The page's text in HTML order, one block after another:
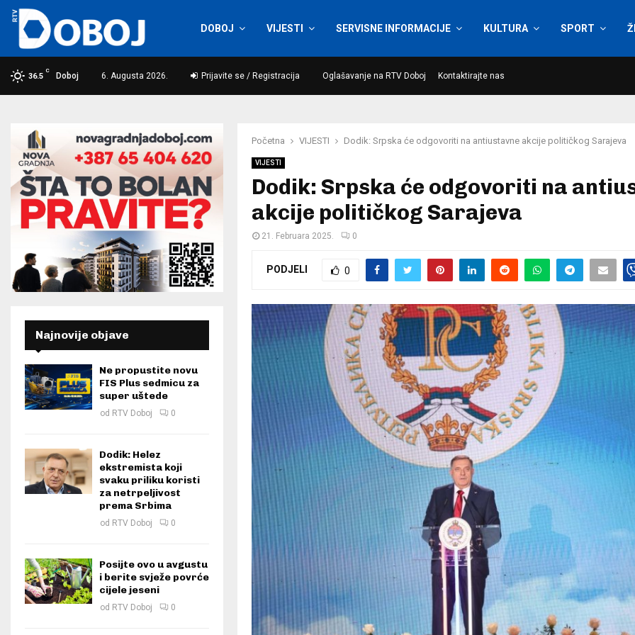
DOBOJ VIJESTI SERVISNE INFORMACIJE KULTURA SPORT
36.5
C
Doboj 6. Augusta 2026. Prijavite se / Registracija Oglašavanje na RTV Doboj Kontaktirajte nas
Početna VIJESTI Dodik: Srpska će odgovoriti na antiustavne akcije političkog Sarajeva
VIJESTI
Dodik: Srpska će odgovoriti na
akcije političkog Sarajeva
21. Februara 2025. 0
PODJELI 0
Najnovije objave
Ne propustite novu
FIS Plus sedmicu za
super uštede
od RTV Doboj 0
Dodik: Helez
ekstremista koji
svaku priliku koristi
za netrpeljivost
prema Srbima
od RTV Doboj 0
Posijte ovo u avgustu
i berite svježe povrće
cijele jeseni
od RTV Doboj 0